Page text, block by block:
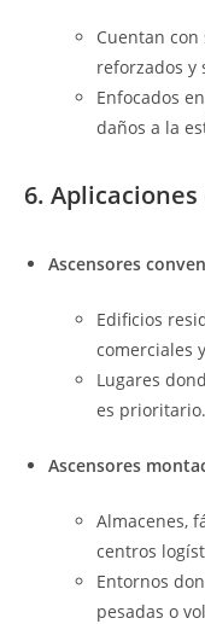
Cuentan
reforzados y
Enfocados
daños a la
6.
Ascensores
Edificios
comerciales
Lugares
es prioritario.
Ascensores
Almacenes,
centros
Entornos
pesadas o